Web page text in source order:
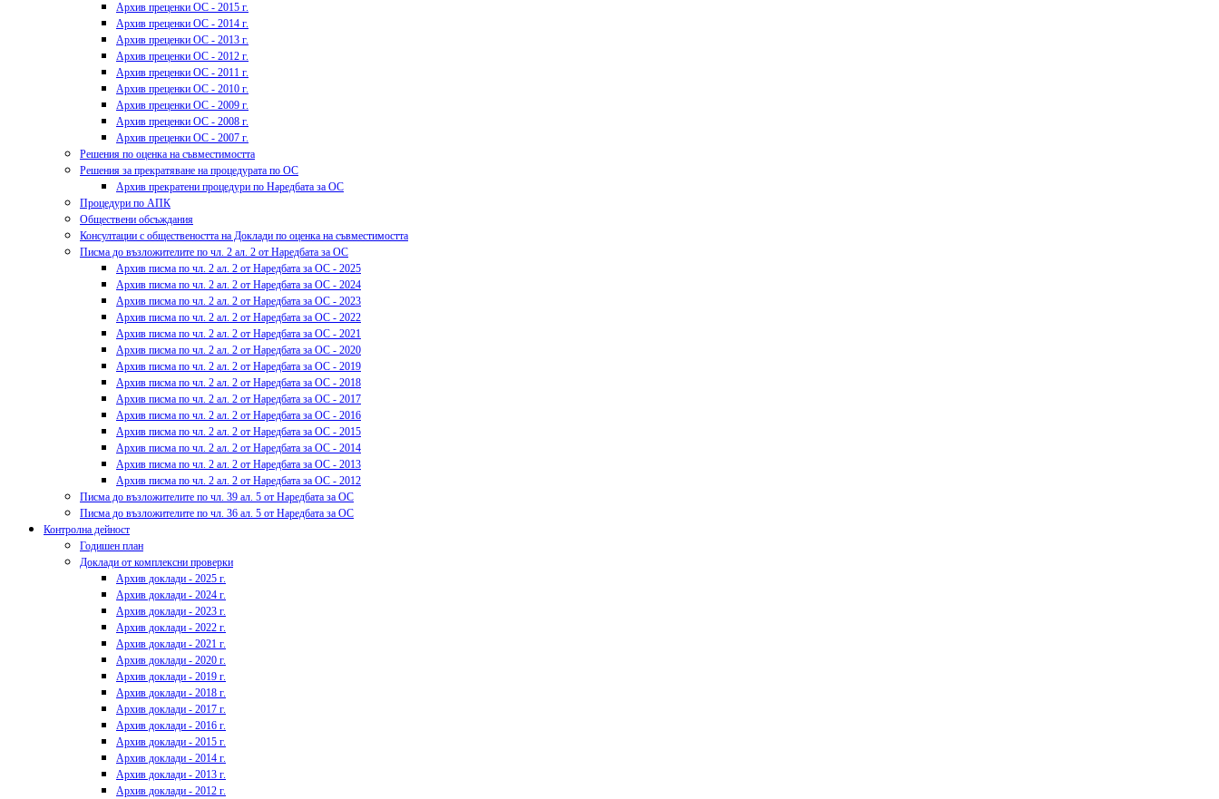
Архив преценки ОС - 2015 г.
Архив преценки ОС - 2014 г.
Архив преценки ОС - 2013 г.
Архив преценки ОС - 2012 г.
Архив преценки ОС - 2011 г.
Архив преценки ОС - 2010 г.
Архив преценки ОС - 2009 г.
Архив преценки ОС - 2008 г.
Архив преценки ОС - 2007 г.
Решения по оценка на съвместимостта
Решения за прекратяване на процедурата по ОС
Архив прекратени процедури по Наредбата за ОС
Процедури по АПК
Обществени обсъждания
Консултации с обществеността на Доклади по оценка на съвместимостта
Писма до възложителите по чл. 2 ал. 2 от Наредбата за ОС
Архив писма по чл. 2 ал. 2 от Наредбата за ОС - 2025
Архив писма по чл. 2 ал. 2 от Наредбата за ОС - 2024
Архив писма по чл. 2 ал. 2 от Наредбата за ОС - 2023
Архив писма по чл. 2 ал. 2 от Наредбата за ОС - 2022
Архив писма по чл. 2 ал. 2 от Наредбата за ОС - 2021
Архив писма по чл. 2 ал. 2 от Наредбата за ОС - 2020
Архив писма по чл. 2 ал. 2 от Наредбата за ОС - 2019
Архив писма по чл. 2 ал. 2 от Наредбата за ОС - 2018
Архив писма по чл. 2 ал. 2 от Наредбата за ОС - 2017
Архив писма по чл. 2 ал. 2 от Наредбата за ОС - 2016
Архив писма по чл. 2 ал. 2 от Наредбата за ОС - 2015
Архив писма по чл. 2 ал. 2 от Наредбата за ОС - 2014
Архив писма по чл. 2 ал. 2 от Наредбата за ОС - 2013
Архив писма по чл. 2 ал. 2 от Наредбата за ОС - 2012
Писма до възложителите по чл. 39 ал. 5 от Наредбата за ОС
Писма до възложителите по чл. 36 ал. 5 от Наредбата за ОС
Контролна дейност
Годишен план
Доклади от комплексни проверки
Архив доклади - 2025 г.
Архив доклади - 2024 г.
Архив доклади - 2023 г.
Архив доклади - 2022 г.
Архив доклади - 2021 г.
Архив доклади - 2020 г.
Архив доклади - 2019 г.
Архив доклади - 2018 г.
Архив доклади - 2017 г.
Архив доклади - 2016 г.
Архив доклади - 2015 г.
Архив доклади - 2014 г.
Архив доклади - 2013 г.
Архив доклади - 2012 г.